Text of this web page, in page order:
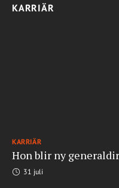
KARRIÄR
KARRIÄR
Hon blir ny
31 juli